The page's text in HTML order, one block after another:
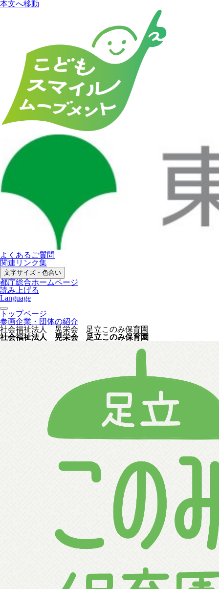
本文へ移動
よくあるご質問
関連リンク集
文字サイズ・色合い
都庁総合ホームページ
読み上げる
Language
トップページ
参画企業・団体の紹介
社会福祉法人 晃栄会 足立このみ保育園
社会福祉法人 晃栄会 足立このみ保育園